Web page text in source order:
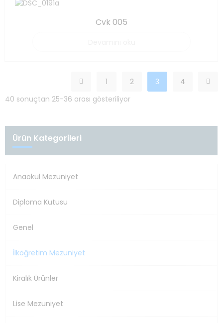
Cvk 005
1 2 3
4
40 sonuçtan 25-36 arası gösteriliyor
Ürün Kategorileri
Anaokul Mezuniyet
Diploma Kutusu
Genel
İlköğretim Mezuniyet
Kiralık Ürünler
Lise Mezuniyet